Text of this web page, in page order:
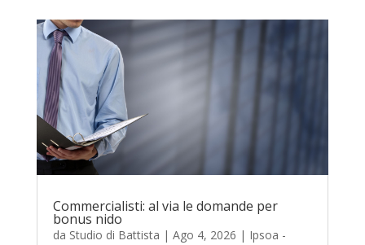
Commercialisti: al via le domande per
bonus nido
da Studio di Battista | Ago 4, 2026 | Ipsoa -